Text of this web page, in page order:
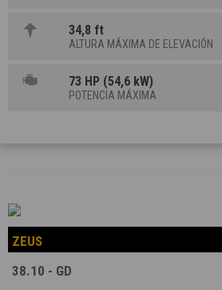
34,8 ft
ALTURA MÁXIMA DE ELEVACIÓN
73 HP (54,6 kW)
POTENCIA MÁXIMA
ZEUS
38.10 - GD